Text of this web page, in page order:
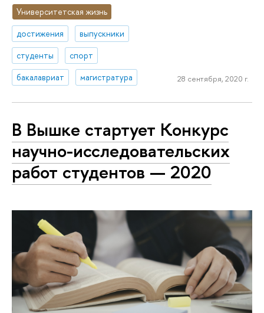
Университетская жизнь
достижения
выпускники
студенты
спорт
бакалавриат
магистратура 28 сентября, 2020 г.
В Вышке стартует Конкурс
научно-исследовательских
работ студентов — 2020